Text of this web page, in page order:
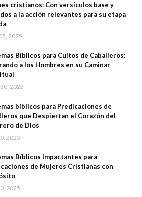
cristianos: Con versículos base y
a la acción relevantes para su etapa
2025
Bíblicos para Cultos de Caballeros:
a los Hombres en su Caminar
2023
bíblicos para Predicaciones de
que Despiertan el Corazón del
de Dios
2025
Bíblicos Impactantes para
de Mujeres Cristianas con
2025